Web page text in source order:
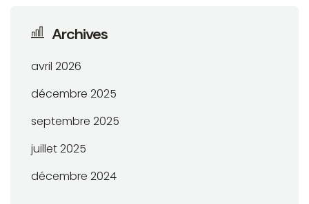
Archives
avril 2026
décembre 2025
septembre 2025
juillet 2025
décembre 2024